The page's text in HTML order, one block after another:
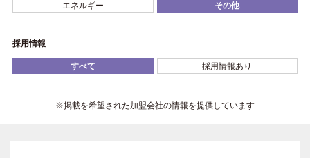
エネルギー その他
採用情報
すべて 採用情報あり
※掲載を希望された加盟会社の情報を提供しています